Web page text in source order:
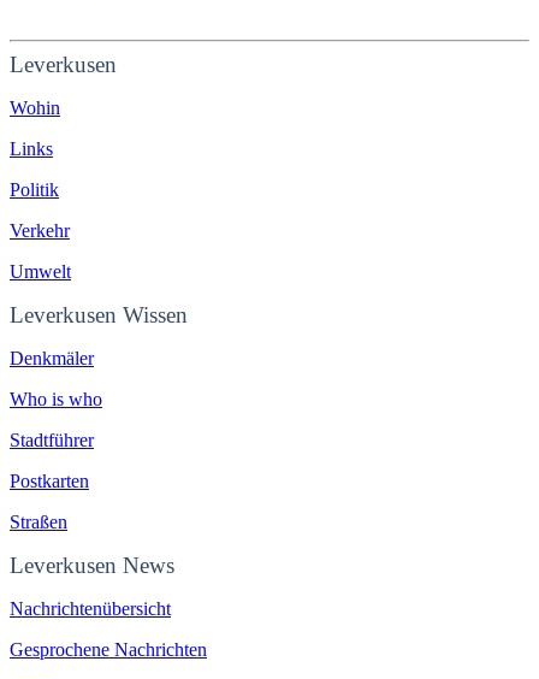
Leverkusen
Wohin
Links
Politik
Verkehr
Umwelt
Leverkusen Wissen
Denkmäler
Who is who
Stadtführer
Postkarten
Straßen
Leverkusen News
Nachrichtenübersicht
Gesprochene Nachrichten